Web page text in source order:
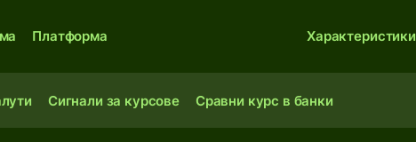
Платформа Характеристики
Сигнали за курсове Сравни курс в банки